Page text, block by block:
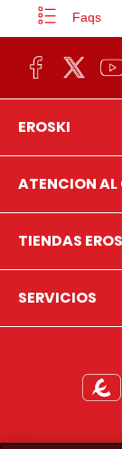
Faqs
EROSKI
ATENCION AL
TIENDAS
SERVICIOS